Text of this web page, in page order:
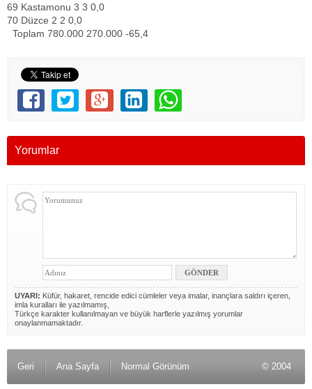
69 Kastamonu 3 3 0,0
70 Düzce 2 2 0,0
Toplam 780.000 270.000 -65,4
Yorumlar
UYARI: Küfür, hakaret, rencide edici cümleler veya imalar, inançlara saldırı içeren,
imla kuralları ile yazılmamış,
Türkçe karakter kullanılmayan ve büyük harflerle yazılmış yorumlar
onaylanmamaktadır.
Geri Ana Sayfa Normal Görünüm © 2004